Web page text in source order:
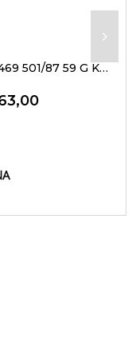
Dolce Gabbana 4469 501/87 59 G Kadın Güneş Gözlükleri